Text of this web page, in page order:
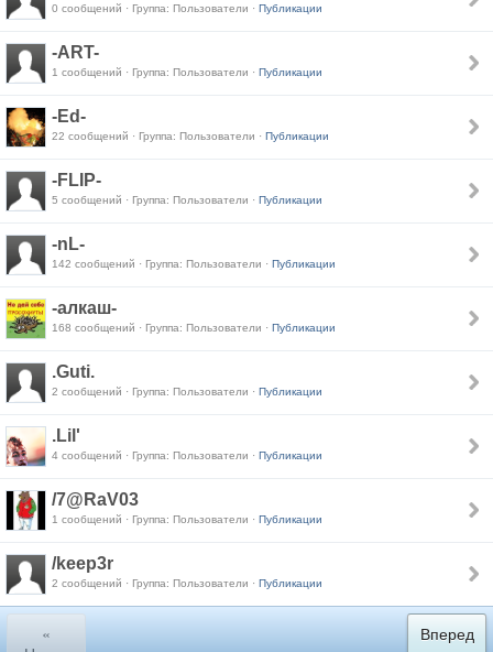
0 сообщений · Группа: Пользователи · Публикации
-ART-
1 сообщений · Группа: Пользователи · Публикации
-Ed-
22 сообщений · Группа: Пользователи · Публикации
-FLIP-
5 сообщений · Группа: Пользователи · Публикации
-nL-
142 сообщений · Группа: Пользователи · Публикации
-алкаш-
168 сообщений · Группа: Пользователи · Публикации
.Guti.
2 сообщений · Группа: Пользователи · Публикации
.Lil'
4 сообщений · Группа: Пользователи · Публикации
/7@RaV03
1 сообщений · Группа: Пользователи · Публикации
/keep3r
2 сообщений · Группа: Пользователи · Публикации
«
Вперед